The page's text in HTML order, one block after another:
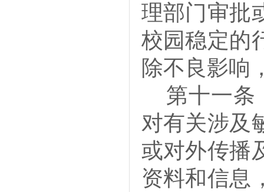
理部门审批
校园稳定的
除不良影响
第十一
对有关涉及
或对外传播
资料和信息